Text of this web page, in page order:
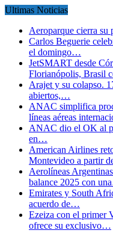
Ultimas Noticias
Aeroparque cierra su
Carlos Beguerie
el domingo…
JetSMART desde
Florianópolis, Brasil
Arajet y su colapso.
abiertos,…
ANAC simplifica
líneas aéreas
ANAC dio el OK al
en…
American Airlines
Montevideo a partir
Aerolíneas
balance 2025 con
Emirates y South
acuerdo de…
Ezeiza con el primer
ofrece su exclusivo…